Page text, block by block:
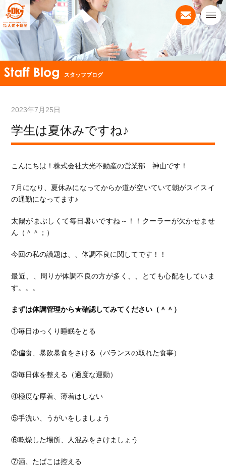
スタッフブログ
2023年7月25日
学生は夏休みですね♪
こんにちは！株式会社大光不動産の営業部 神山です！
7月になり、夏休みになってからか道が空いていて朝がスイスイ
の通勤になってます♪
太陽がまぶしくて毎日暑いですね～！！クーラーが欠かせませ
ん（＾＾；）
今回の私の議題は、、体調不良に関してです！！
最近、、周りが体調不良の方が多く、、とても心配をしていま
す。。。
まずは体調管理から★確認してみてください（＾＾）
①毎日ゆっくり睡眠をとる
②偏食、暴飲暴食をさける（バランスの取れた食事）
③毎日体を整える（適度な運動）
④極度な厚着、薄着はしない
⑤手洗い、うがいをしましょう
⑥乾燥した場所、人混みをさけましょう
⑦酒、たばこは控える